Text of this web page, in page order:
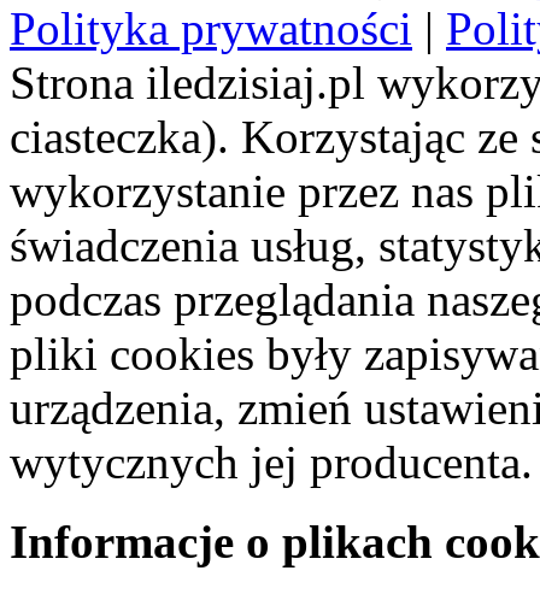
Polityka prywatności |
Strona iledzisiaj.pl
ciasteczka). Korzystając
wykorzystanie przez nas
świadczenia usług,
podczas przeglądania
pliki cookies były
urządzenia, zmień
wytycznych jej producenta.
Informacje o plikach